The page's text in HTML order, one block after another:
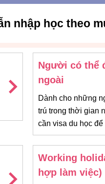
nhập học theo
Người có thể
ngoài
Dành cho những
trú trong thời gian
cần visa du học
Working
hợp làm việc)